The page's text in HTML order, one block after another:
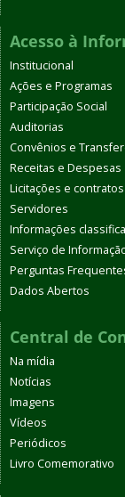
Acesso à
Institucional
Ações e Programas
Participação Social
Auditorias
Convênios e
Receitas e Despesas
Licitações e contratos
Servidores
Informações
Serviço de
Perguntas
Dados Abertos
Central de
Na mídia
Notícias
Imagens
Vídeos
Periódicos
Livro Comemorativo